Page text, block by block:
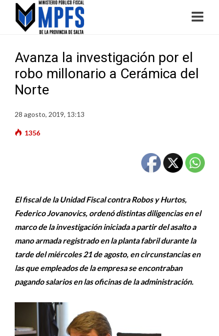
Avanza la investigación por el
robo millonario a Cerámica del
Norte
28 agosto, 2019, 13:13
1356
El fiscal de la Unidad Fiscal contra Robos y Hurtos,
Federico Jovanovics, ordenó distintas diligencias en el
marco de la investigación iniciada a partir del asalto a
mano armada registrado en la planta fabril durante la
tarde del miércoles 21 de agosto, en circunstancias en
las que empleados de la empresa se encontraban
pagando salarios en las oficinas de la administración.